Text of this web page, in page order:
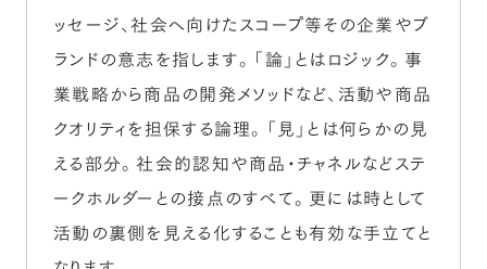
ッセージ、社会へ向けたスコープ等その企業やブ
ランドの意志を指します。「論」とはロジック。事
業戦略から商品の開発メソッドなど、活動や商品
クオリティを担保する論理。「見」とは何らかの見
える部分。社会的認知や商品・チャネルなどステ
ークホルダーとの接点のすべて。更には時として
活動の裏側を見える化することも有効な手立てと